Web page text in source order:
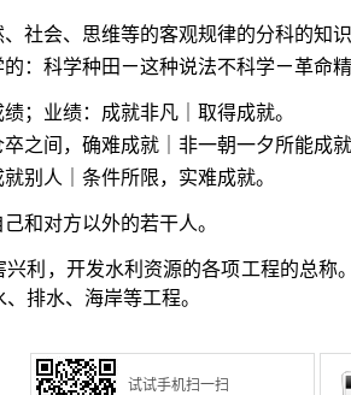
社会、思维等的客观规律的分科的知
：科学种田ㄧ这种说法不科学ㄧ革命
；业绩：成就非凡｜取得成就。
之间，确难成就｜非一朝一夕所能成
别人｜条件所限，实难成就。
和对方以外的若干人。
兴利，开发水利资源的各项工程的总称
、排水、海岸等工程。
试试手机扫一扫